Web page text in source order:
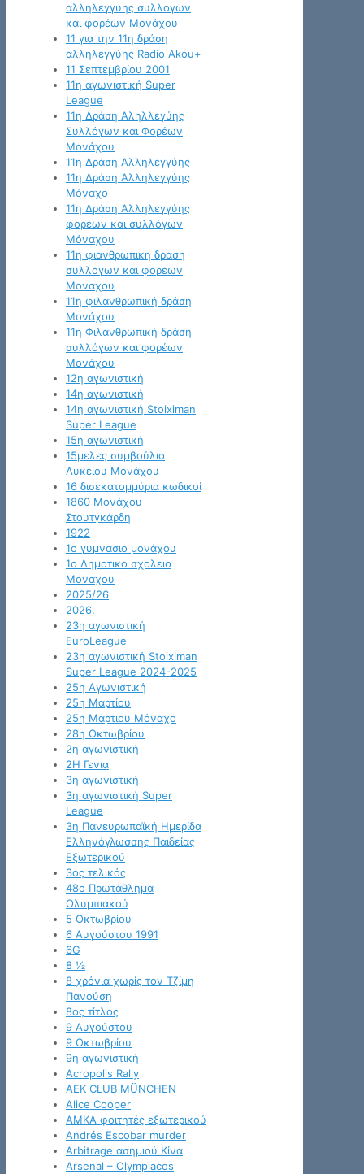
αλληλεγγυης συλλογων
και φορέων Μονάχου
11 για την 11η δράση
αλληλεγγύης Radio Akou+
11 Σεπτεμβρίου 2001
11η αγωνιστική Super
League
11η Δράση Αληλλεγύης
Συλλόγων και Φορέων
Μονάχου
11η Δράση Αλληλεγγύης
11η Δράση Αλληλεγγύης
Μόναχο
11η Δράση Αλληλεγγύης
φορέων και συλλόγων
Μόναχου
11η φιανθρωπικη δραση
συλλογων και φορεων
Μοναχου
11η φιλανθρωπική δράση
Μονάχου
11η Φιλανθρωπική δράση
συλλόγων και φορέων
Μονάχου
12η αγωνιστική
14η αγωνιστική
14η αγωνιστική Stoiximan
Super League
15η αγωνιστική
15μελες συμβούλιο
Λυκείου Μονάχου
16 δισεκατομμύρια κωδικοί
1860 Μονάχου
Στουτγκάρδη
1922
1ο γυμνασιο μονάχου
1ο Δημοτικο σχολειο
Μοναχου
2025/26
2026.
23η αγωνιστική
EuroLeague
23η αγωνιστική Stoiximan
Super League 2024-2025
25η Αγωνιστική
25η Μαρτίου
25η Μαρτιου Μόναχο
28η Οκτωβρίου
2η αγωνιστική
2Η Γενια
3η αγωνιστική
3η αγωνιστική Super
League
3η Πανευρωπαϊκή Ημερίδα
Ελληνόγλωσσης Παιδείας
Εξωτερικού
3ος τελικός
48ο Πρωτάθλημα
Ολυμπιακού
5 Οκτωβρίου
6 Αυγούστου 1991
6G
8 ½
8 χρόνια χωρίς τον Τζίμη
Πανούση
8ος τίτλος
9 Αυγούστου
9 Οκτωβρίου
9η αγωνιστική
Acropolis Rally
AEK CLUB MÜNCHEN
Alice Cooper
AMKA φοιτητές εξωτερικού
Andrés Escobar murder
Arbitrage ασημιού Κίνα
Arsenal – Olympiacos